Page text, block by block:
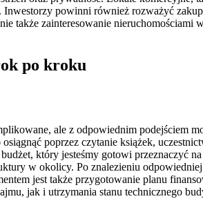
powinni również rozważyć
także zainteresowanie
po kroku
ale z odpowiednim podejściem
poprzez czytanie książek,
który jesteśmy gotowi przeznaczyć
w okolicy. Po znalezieniu
jest także przygotowanie planu
jak i utrzymania stanu technicznego